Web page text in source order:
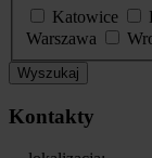
Katowice
Warszawa
Wyszukaj
Kontakty